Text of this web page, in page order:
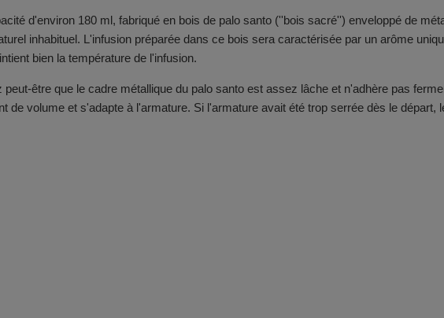
d'environ 180 ml, fabriqué en bois de palo santo (''bois sacré'') enveloppé de
inhabituel. L'infusion préparée dans ce bois sera caractérisée par un arôme
bien la température de l'infusion.
être que le cadre métallique du palo santo est assez lâche et n'adhère pas
de volume et s'adapte à l'armature. Si l'armature avait été trop serrée dès le départ,